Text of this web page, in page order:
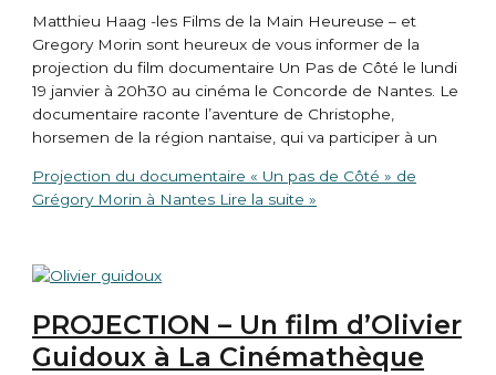
Matthieu Haag -les Films de la Main Heureuse – et
Gregory Morin sont heureux de vous informer de la
projection du film documentaire Un Pas de Côté le lundi
19 janvier à 20h30 au cinéma le Concorde de Nantes. Le
documentaire raconte l’aventure de Christophe,
horsemen de la région nantaise, qui va participer à un
Projection du documentaire « Un pas de Côté » de
Grégory Morin à Nantes Lire la suite »
PROJECTION – Un film d’Olivier
Guidoux à La Cinémathèque